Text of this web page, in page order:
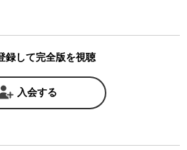
録して完全版を視聴
入会する